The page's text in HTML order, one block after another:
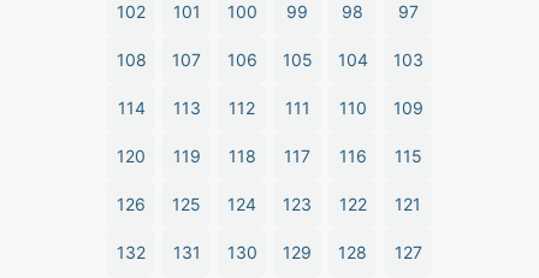
97
98
99
100
101
102
103
104
105
106
107
108
109
110
111
112
113
114
115
116
117
118
119
120
121
122
123
124
125
126
127
128
129
130
131
132